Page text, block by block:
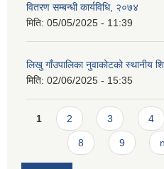
वितरण सम्बन्धी कार्यविधि, २०७४
मिति: 05/05/2025 - 11:39
लिखु गाँउपालिका नुवाकोटको स्थानीय
मिति: 02/06/2025 - 15:35
Pages
1 2 3 4
8 9